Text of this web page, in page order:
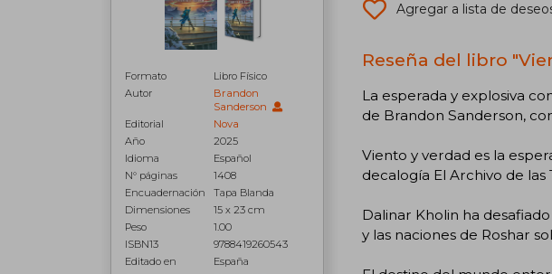
Formato
Libro Físico
Autor
Brandon
Sanderson
Editorial
Nova
Año
2025
Idioma
Español
N° páginas
1408
Encuadernación
Tapa Blanda
Dimensiones
15 x 23 cm
Peso
1.00
ISBN13
9788419260543
Editado en
España
Agregar a lista de
Reseña del libro
La esperada y explosiva
de Brandon Sanderson,
Viento y verdad es la
decalogía El Archivo de
Dalinar Kholin ha
y las naciones de Roshar